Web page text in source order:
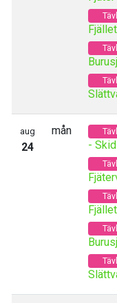
Fjället
aug
24
mån
-
Fjället